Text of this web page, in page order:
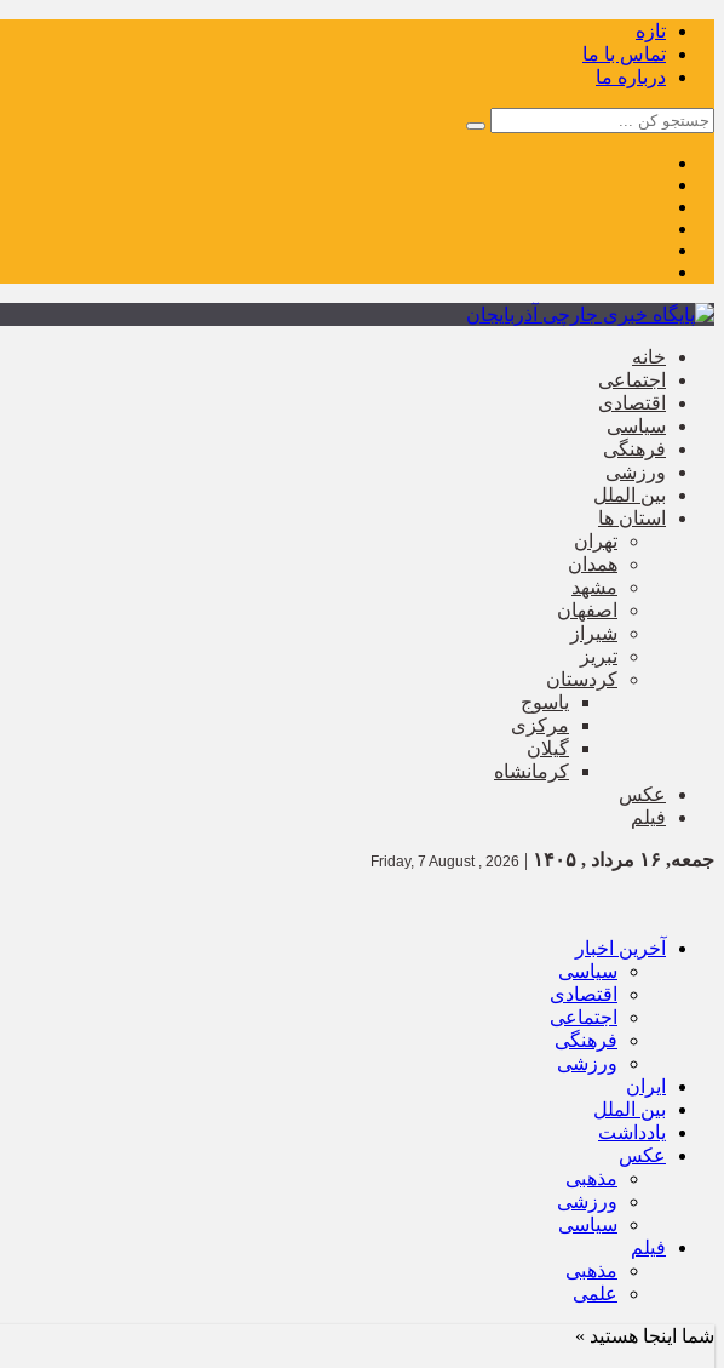
تازه
تماس با ما
درباره ما
خانه
اجتماعی
اقتصادی
سیاسی
فرهنگی
ورزشی
بین الملل
استان ها
تهران
همدان
مشهد
اصفهان
شیراز
تبریز
کردستان
یاسوج
مرکزی
گیلان
کرمانشاه
عکس
فیلم
جمعه, ۱۶ مرداد , ۱۴۰۵ |
Friday, 7 August , 2026
آخرین اخبار
سیاسی
اقتصادی
اجتماعی
فرهنگی
ورزشی
ایران
بین الملل
یادداشت
عکس
مذهبی
ورزشی
سیاسی
فیلم
مذهبی
علمی
شما اینجا هستید »